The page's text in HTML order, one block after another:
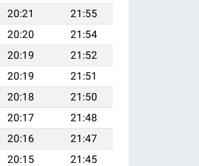
20:21
21:55
20:20
21:54
20:19
21:52
20:19
21:51
20:18
21:50
20:17
21:48
20:16
21:47
20:15
21:45